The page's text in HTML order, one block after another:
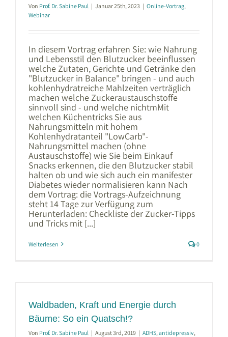
Von Prof. Dr. Sabine Paul | Januar 25th, 2023 | Online-Vortrag,
Webinar
In diesem Vortrag erfahren Sie: wie Nahrung
und Lebensstil den Blutzucker beeinflussen
welche Zutaten, Gerichte und Getränke den
"Blutzucker in Balance" bringen - und auch
kohlenhydratreiche Mahlzeiten verträglich
machen welche Zuckeraustauschstoffe
sinnvoll sind - und welche nichtmMit
welchen Küchentricks Sie aus
Nahrungsmitteln mit hohem
Kohlenhydratanteil "LowCarb"-
Nahrungsmittel machen (ohne
Austauschstoffe) wie Sie beim Einkauf
Snacks erkennen, die den Blutzucker stabil
halten ob und wie sich auch ein manifester
Diabetes wieder normalisieren kann Nach
dem Vortrag: die Vortrags-Aufzeichnung
steht 14 Tage zur Verfügung zum
Herunterladen: Checkliste der Zucker-Tipps
und Tricks mit [...]
Weiterlesen 0
Waldbaden, Kraft und Energie durch
Bäume: So ein Quatsch!?
Von Prof. Dr. Sabine Paul | August 3rd, 2019 | ADHS, antidepressiv,